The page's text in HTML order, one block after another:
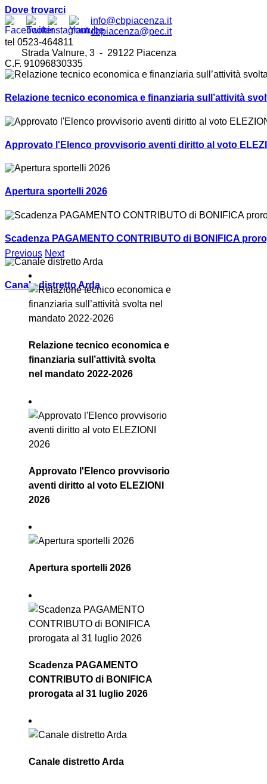
Dove trovarci
info@cbpiacenza.it
cbpiacenza@pec.it
tel 0523-464811
Strada Valnure, 3 - 29122 Piacenza
C.F. 91096830335
Relazione tecnico economica e finanziaria sull’attività
Approvato l'Elenco provvisorio aventi diritto al voto
Apertura sportelli 2026
Scadenza PAGAMENTO CONTRIBUTO di BONIFICA
Canale distretto Arda
Previous Next
Relazione tecnico economica e
finanziaria sull’attività svolta
nel mandato 2022-2026
Approvato l'Elenco provvisorio
aventi diritto al voto ELEZIONI
2026
Apertura sportelli 2026
Scadenza PAGAMENTO
CONTRIBUTO di BONIFICA
prorogata al 31 luglio 2026
Canale distretto Arda